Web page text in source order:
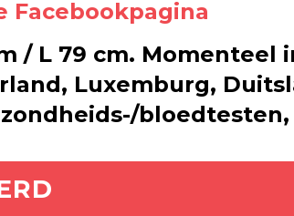
Facebookpagina
/ L 79 cm. Momenteel
Luxemburg,
MIJ